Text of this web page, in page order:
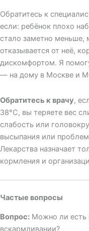
Обратитесь к
если: ребёнок плохо
стало заметно меньше,
отказывается от неё,
дискомфортом. Я
— на дому в Москве и
Обратитесь к врачу,
38°С, вы теряете вес
слабость или
высыпания или
Лекарства назначает
кормления и
Частые вопросы
Вопрос: Можно ли есть